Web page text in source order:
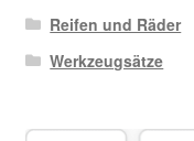
Reifen und Räder
Werkzeugsätze